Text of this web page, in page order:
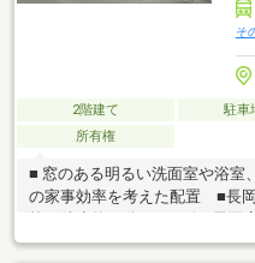
そ
2階建て 駐車
所有権
■ 窓のある明るい洗面室や浴室
の家事効率を考えた配置 ■長